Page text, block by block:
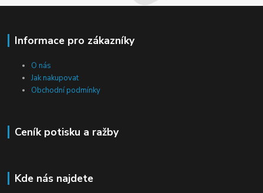
Informace pro zákazníky
O nás
Jak nakupovat
Obchodní podmínky
Ceník potisku a ražby
Kde nás najdete